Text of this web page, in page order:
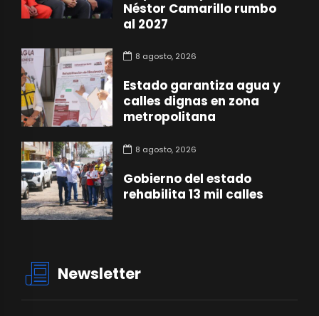
Néstor Camarillo rumbo
al 2027
8 agosto, 2026
Estado garantiza agua y
calles dignas en zona
metropolitana
8 agosto, 2026
Gobierno del estado
rehabilita 13 mil calles
Newsletter